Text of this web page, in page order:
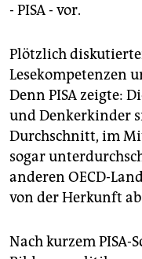
- PISA - vor.
Plötzlich
Lesekompetenzen
Denn PISA zeigte:
und Denkerkinder
Durchschnitt, im
sogar
anderen OECD-
von der Herkunft
Nach kurzem PISA-